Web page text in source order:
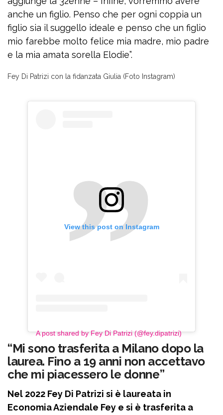
anche un figlio. Penso che per ogni coppia un
figlio sia il suggello ideale e penso che un figlio
mio farebbe molto felice mia madre, mio padre
e la mia amata sorella Elodie”.
Fey Di Patrizi con la fidanzata Giulia (Foto Instagram)
View this post on Instagram
A post shared by Fey Di Patrizi (@fey.dipatrizi)
“Mi sono trasferita a Milano dopo la
laurea. Fino a 19 anni non accettavo
che mi piacessero le donne”
Nel 2022 Fey Di Patrizi si è laureata in
Economia Aziendale Fey e si è trasferita a